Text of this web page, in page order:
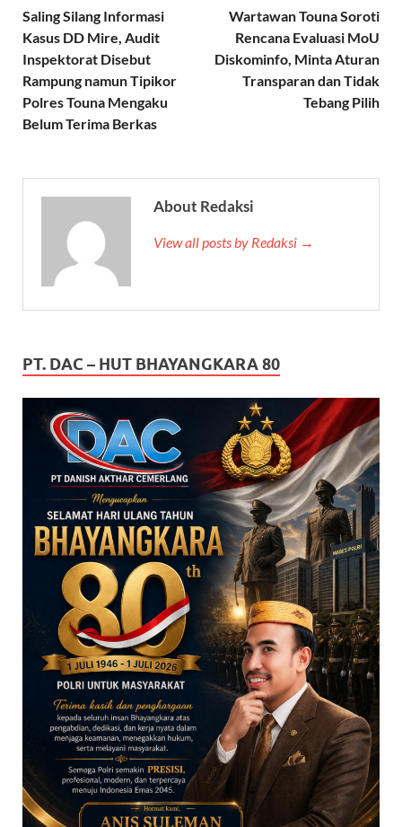
Saling Silang Informasi
Kasus DD Mire, Audit
Inspektorat Disebut
Rampung namun Tipikor
Polres Touna Mengaku
Belum Terima Berkas
Wartawan Touna Soroti
Rencana Evaluasi MoU
Diskominfo, Minta Aturan
Transparan dan Tidak
Tebang Pilih
About Redaksi
View all posts by Redaksi →
PT. DAC – HUT BHAYANGKARA 80